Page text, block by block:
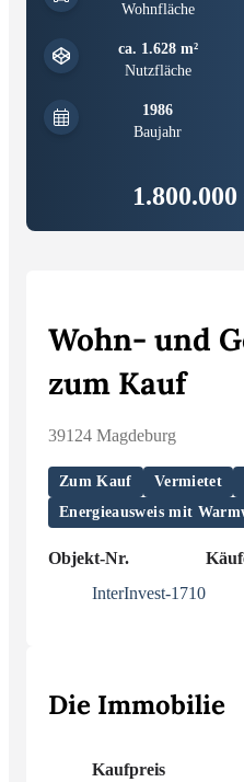
Wohnfläche
ca. 1.628 m²
Nutzfläche
1986
Baujahr
1.800.000
Wohn- und
zum Kauf
39124 Magdeburg
Zum Kauf Vermietet
Energieausweis mit
Objekt-Nr.
InterInvest-1710
Die Immobilie
Kaufpreis